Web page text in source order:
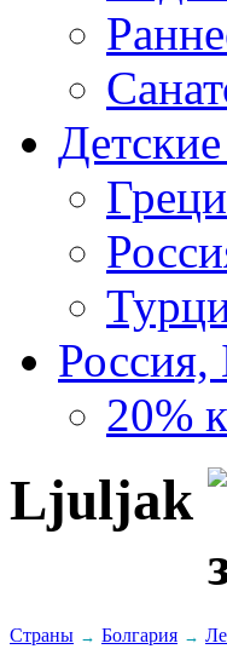
Россия,
20%
Ljuljak
Страны → Болгария →